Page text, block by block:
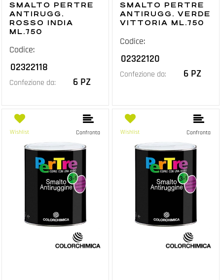
SMALTO PERTRE
ANTIRUGG.
ROSSO INDIA
ML.750
Codice:
02322118
Confezione da: 6 PZ
SMALTO PERTRE
ANTIRUGG. VERDE
VITTORIA ML.750
Codice:
02322120
Confezione da: 6 PZ
Wishlist Confronta Wishlist Confronta